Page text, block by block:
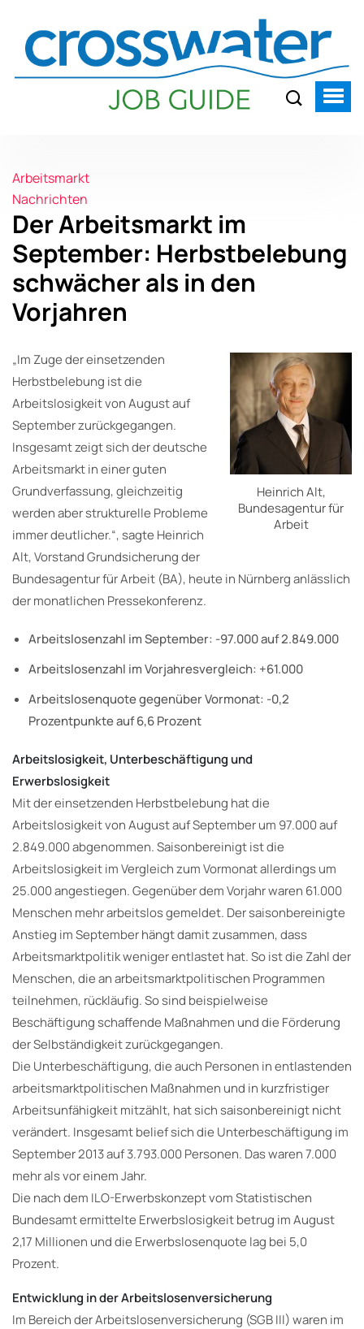
Arbeitsmarkt
Nachrichten
Der Arbeitsmarkt im
September: Herbstbelebung
schwächer als in den
Vorjahren
Heinrich Alt,
Bundesagentur für
Arbeit
„Im Zuge der einsetzenden
Herbstbelebung ist die
Arbeitslosigkeit von August auf
September zurückgegangen.
Insgesamt zeigt sich der deutsche
Arbeitsmarkt in einer guten
Grundverfassung, gleichzeitig
werden aber strukturelle Probleme
immer deutlicher.“, sagte Heinrich
Alt, Vorstand Grundsicherung der
Bundesagentur für Arbeit (BA), heute in Nürnberg anlässlich
der monatlichen Pressekonferenz.
Arbeitslosenzahl im September: -97.000 auf 2.849.000
Arbeitslosenzahl im Vorjahresvergleich: +61.000
Arbeitslosenquote gegenüber Vormonat: -0,2
Prozentpunkte auf 6,6 Prozent
Arbeitslosigkeit, Unterbeschäftigung und
Erwerbslosigkeit
Mit der einsetzenden Herbstbelebung hat die
Arbeitslosigkeit von August auf September um 97.000 auf
2.849.000 abgenommen. Saisonbereinigt ist die
Arbeitslosigkeit im Vergleich zum Vormonat allerdings um
25.000 angestiegen. Gegenüber dem Vorjahr waren 61.000
Menschen mehr arbeitslos gemeldet. Der saisonbereinigte
Anstieg im September hängt damit zusammen, dass
Arbeitsmarktpolitik weniger entlastet hat. So ist die Zahl der
Menschen, die an arbeitsmarktpolitischen Programmen
teilnehmen, rückläufig. So sind beispielweise
Beschäftigung schaffende Maßnahmen und die Förderung
der Selbständigkeit zurückgegangen.
Die Unterbeschäftigung, die auch Personen in entlastenden
arbeitsmarktpolitischen Maßnahmen und in kurzfristiger
Arbeitsunfähigkeit mitzählt, hat sich saisonbereinigt nicht
verändert. Insgesamt belief sich die Unterbeschäftigung im
September 2013 auf 3.793.000 Personen. Das waren 7.000
mehr als vor einem Jahr.
Die nach dem ILO-Erwerbskonzept vom Statistischen
Bundesamt ermittelte Erwerbslosigkeit betrug im August
2,17 Millionen und die Erwerbslosenquote lag bei 5,0
Prozent.
Entwicklung in der Arbeitslosenversicherung
Im Bereich der Arbeitslosenversicherung (SGB III) waren im